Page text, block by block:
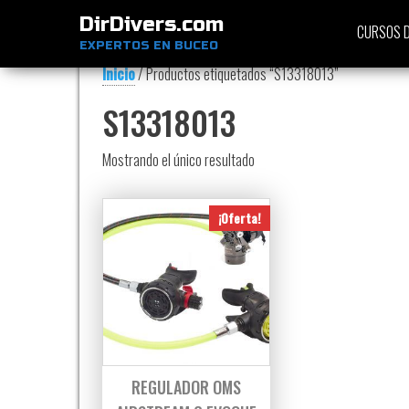
DirDivers.com
EXPERTOS EN BUCEO
CURSOS
Inicio/ Productos etiquetados “S13318013”
S13318013
Mostrando el único resultado
¡Oferta!
REGULADOR OMS